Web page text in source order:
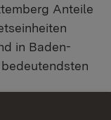
Anteile
in Baden-
Bodensee,